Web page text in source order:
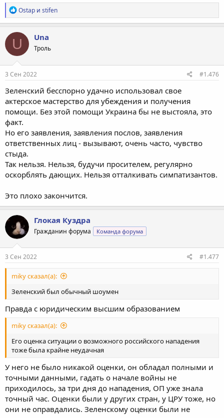
Р
е
а
к
ц
и
и
:
Ostap и stifen
U Una
Троль
3 Сен 2022 #1.476
Зеленский бесспорно удачно использовал свое
актерское мастерство для убеждения и получения
помощи. Без этой помощи Украина бы не выстояла, это
факт.
Но его заявления, заявления послов, заявления
ответственных лиц - вызывают, очень часто, чувство
стыда.
Так нельзя. Нельзя, будучи просителем, регулярно
оскорблять дающих. Нельзя отталкивать симпатизантов.
Это плохо закончится.
Глокая Куздра
Гражданин форума Команда форума
3 Сен 2022 #1.477
miky сказал(а):
Зеленский был обычный шоумен
Правда с юридическим высшим образованием
miky сказал(а):
Его оценка ситуации о возможного российского нападения
тоже была крайне неудачная
У него не было никакой оценки, он обладал полными и
точными данными, гадать о начале войны не
приходилось, за три дня до нападения, ОП уже знала
точный час. Оценки были у других стран, у ЦРУ тоже, но
они не оправдались. Зеленскому оценки были не